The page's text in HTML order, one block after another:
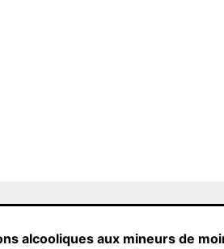
alcooliques aux mineurs de